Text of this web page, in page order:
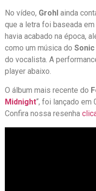
No vídeo, Grohl ainda
que a letra foi baseada
havia acabado na época,
como um música do
do vocalista. A
player abaixo.
O álbum mais recente do
Midnight“, foi lançado em
Confira nossa resenha